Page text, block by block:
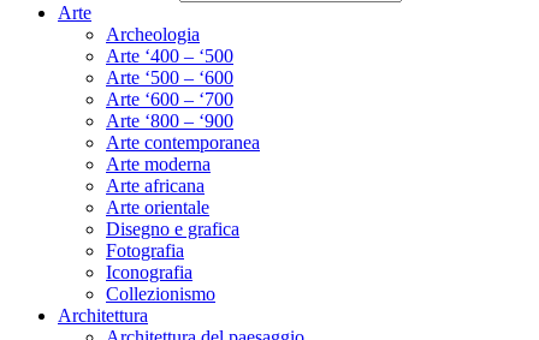
Arte
Archeologia
Arte ‘400 – ‘500
Arte ‘500 – ‘600
Arte ‘600 – ‘700
Arte ‘800 – ‘900
Arte contemporanea
Arte moderna
Arte africana
Arte orientale
Disegno e grafica
Fotografia
Iconografia
Collezionismo
Architettura